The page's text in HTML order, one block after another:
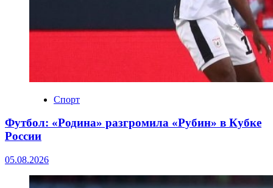
Спорт
Футбол: «Родина» разгромила «Рубин» в Кубке
России
05.08.2026